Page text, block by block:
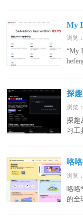
My
浏览：
“My
探
浏览
探趣
习工
咯
浏览
咯咯
的全